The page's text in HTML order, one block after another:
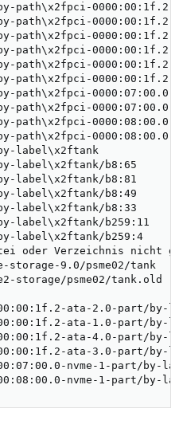
path\x2fpci-
path\x2fpci-
path\x2fpci-
path\x2fpci-
path\x2fpci-
path\x2fpci-
path\x2fpci-0000:07:00.0-
path\x2fpci-0000:07:00.0-
path\x2fpci-0000:08:00.0-
path\x2fpci-0000:08:00.0-
label\x2ftank
label\x2ftank/b8:65
label\x2ftank/b8:81
label\x2ftank/b8:49
label\x2ftank/b8:33
label\x2ftank/b259:11
label\x2ftank/b259:4
oder Verzeichnis nicht
9.0/psme02/tank
storage/psme02/tank.old
ata-2.0-part/by-
ata-1.0-part/by-
ata-4.0-part/by-
ata-3.0-part/by-
nvme-1-part/by-
nvme-1-part/by-